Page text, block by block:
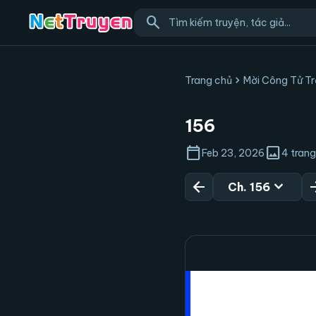
search
Trang chủ chevron_right Mời Công Tử
156
calendar_todayFeb 23, 2026 image4 trang
arrow_back Ch. 156 expand_more